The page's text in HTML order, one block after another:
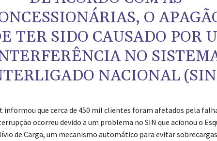
O
TER SIDO CAUSADO POR
NO
NACIONAL
informou que cerca de 450 mil clientes foram afetados pela
ocorreu devido a um problema no SIN que acionou o
de Carga, um mecanismo automático para evitar